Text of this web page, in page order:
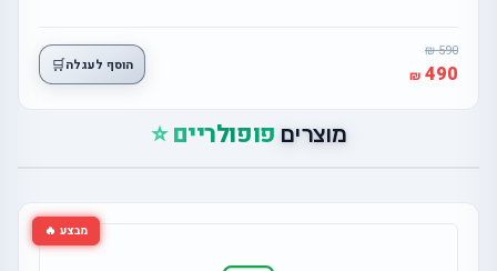
590
490 הוסף לעגלה🛒
מוצרים פופולריים ⭐
מבצע 🔥